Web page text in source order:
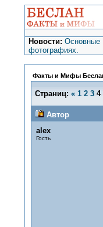
Новости: Основные
фотографиях.
Факты и Мифы
Страниц: « 1 2 3 4
Автор
alex
Гость